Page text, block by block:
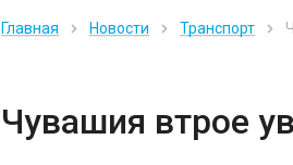
Главная Новости Транспорт
Чувашия втрое